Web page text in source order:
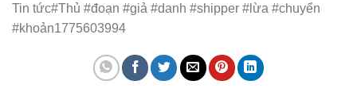
Tin tức#Thủ #đoạn #giả #danh #shipper #lừa #chuyển
#khoản1775603994